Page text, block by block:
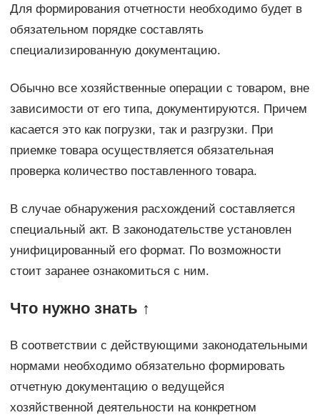
Для формирования отчетности необходимо будет в
обязательном порядке составлять
специализированную документацию.
Обычно все хозяйственные операции с товаром, вне
зависимости от его типа, документируются. Причем
касается это как погрузки, так и разгрузки. При
приемке товара осуществляется обязательная
проверка количество поставленного товара.
В случае обнаружения расхождений составляется
специальный акт. В законодательстве установлен
унифицированный его формат. По возможности
стоит заранее ознакомиться с ним.
Что нужно знать ↑
В соответствии с действующими законодательными
нормами необходимо обязательно формировать
отчетную документацию о ведущейся
хозяйственной деятельности на конкретном